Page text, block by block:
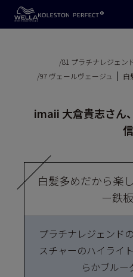
/81 プラチナレジェン
/97 ヴェールヴェージュ
白
imaii 大倉貴志さん
白髪多めだから楽
ー鉄
プラチナレジェンド
スチャーのハイライ
らかブルー